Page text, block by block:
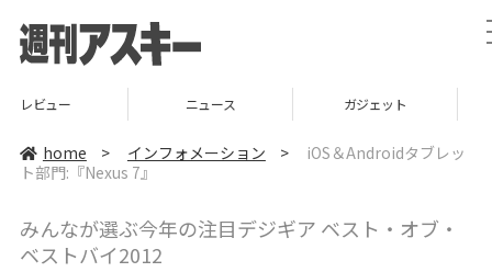
ニュース ガジェット ゲーム
home > インフォメーション >
iOS＆Androidタブレッ
ト部門:『Nexus 7』
みんなが選ぶ今年の注目デジギア ベスト・オブ・
ベストバイ2012